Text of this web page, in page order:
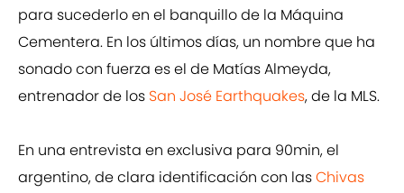
para sucederlo en el banquillo de la Máquina
Cementera. En los últimos días, un nombre que ha
sonado con fuerza es el de Matías Almeyda,
entrenador de los San José Earthquakes, de la MLS.
En una entrevista en exclusiva para 90min, el
argentino, de clara identificación con lasChivas